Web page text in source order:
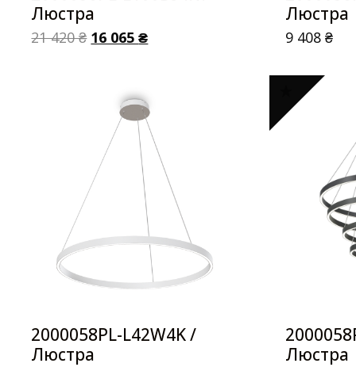
Люстра
21 420₴ 16 065₴
Люстра
9 408₴
2000058PL-L42W4K /
Люстра
Люстра